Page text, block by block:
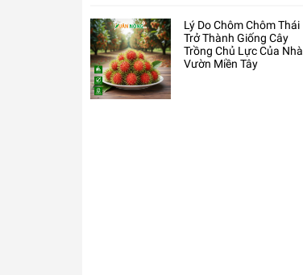
Lý Do Chôm Chôm Thái
Trở Thành Giống Cây
Trồng Chủ Lực Của Nhà
Vườn Miền Tây